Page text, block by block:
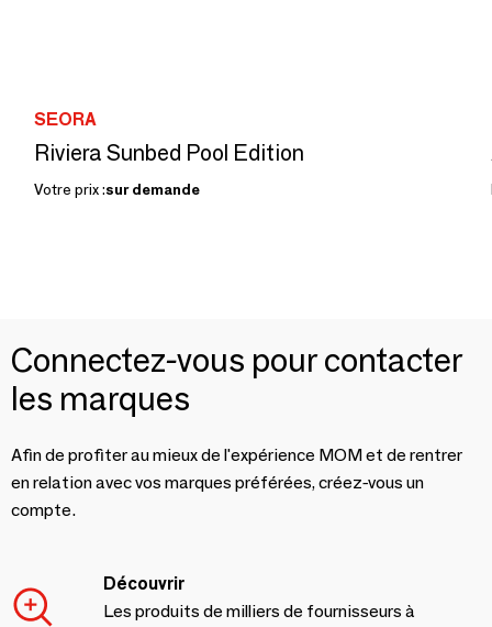
SEORA
Riviera Sunbed Pool Edition
Votre prix :sur demande
Connectez-vous pour contacter
les marques
Afin de profiter au mieux de l'expérience MOM et de rentrer
en relation avec vos marques préférées, créez-vous un
compte.
Découvrir
Les produits de milliers de fournisseurs à